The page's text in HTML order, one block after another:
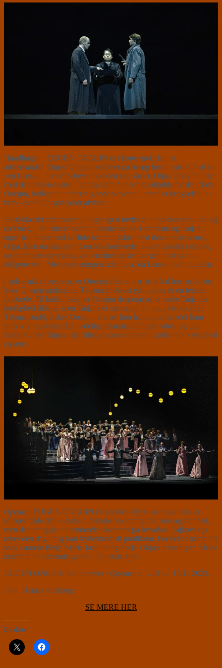
Handlingen i EUGEN ONEGIN er i korte træk den, at
adelsmanden Eugen Onegin kommer på besøg hos to søstre med sin
ven Lenskij, der er forlovet med den ene søster, Olga. Onegin flirter
med den anden søster, Tatjana, som falder hovedkulds for den flotte
Onegin, hvilket hun efterfølgende skriver til ham i et længselsfuldt
brev – som Onegin koldt afviser.
Et stykke tid efter bliver Onegin igen inviteret til bal hos familien, og
da Onegin er irriteret over de lokales sladder om ham og Tatjana,
tager han hævn ved at flirte hæmningsløst med den anden søster,
Olga. Men da hun jo er Lenskijs forlovede, bliver Lenskij rasende,
og forlanger oprejsning ved en duel næste morgen med sin nu
tidligere ven. Men oprejsningen udebliver, da Lenskij dør i duellen.
I sidste akt af operaen, er Onegin efter et par år til bal hos en fyrste,
hvor Onegin opdager at Tatjana er blevet gift, og nu er en feteret
fyrstinde. Til ballet forsøger Onegin desperat på at vinde Tatjanas
kærlighed tilbage, men Tatjana er sin mand tro, og på trods af at
Tatjana stadig elsker Onegin, afviser hun ham og efterlader ham
fortvivlet og knust. Den adelige charlatan Onegin taber, og den
stolte kvinde Tatjana står tilbage som vinderen i spillet om kærlighed
og ære.
Operaen EUGEN ONEGIN i Laurent Pelly’s iscenesættelse er
således både den klassiske historie om kærlighed, ære og stolthed,
men den er også et blændende eksempel på hvordan Tjajkovskijs
toner den dag i dag kan tryllebinde sit publikum. For det er netop det
som Laurent Pelly, Marie Jacquot og Sofie Elkjær Jensen gør, når de
puster til de ulmende gløder i Tatjanas øjne.
EUGEN ONEGIN kan opleves i Operaen d. 22/10 – 15/11 2023.
Foto: Henrik Stenberg
SE MERE HER
Del dette: